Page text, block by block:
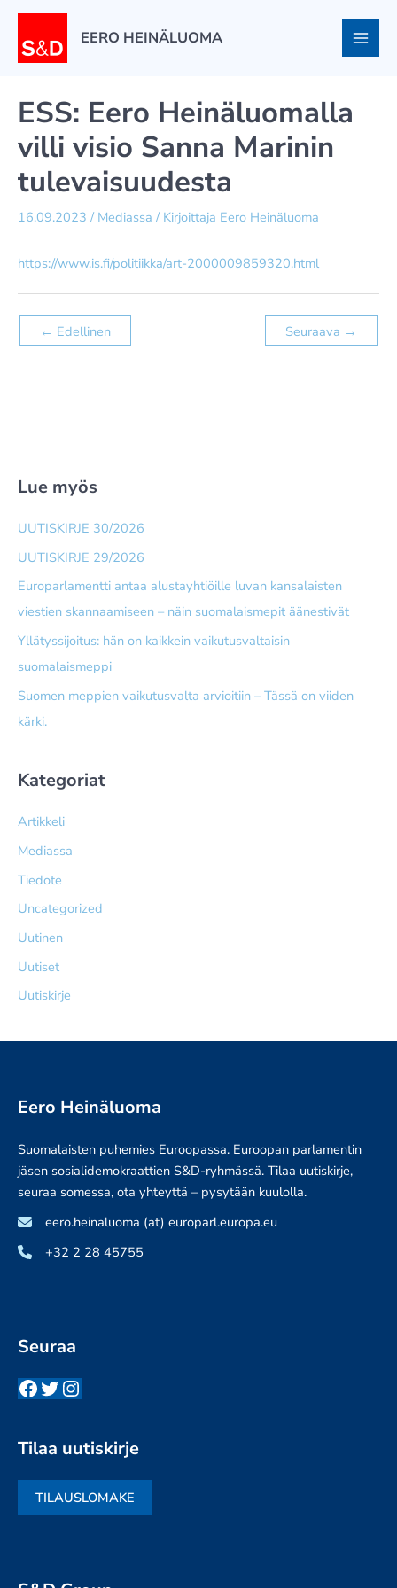
Siirry
EERO HEINÄLUOMA
ESS: Eero Heinäluomalla
villi visio Sanna Marinin
tulevaisuudesta
16.09.2023 / Mediassa / Kirjoittaja Eero Heinäluoma
https://www.is.fi/politiikka/art-2000009859320.html
← Edellinen Seuraava →
Lue myös
UUTISKIRJE 30/2026
UUTISKIRJE 29/2026
Europarlamentti antaa alusta­yhtiöille luvan kansalaisten
viestien skannaamiseen – näin suomalais­mepit äänestivät
Yllätyssijoitus: hän on kaikkein vaikutusvaltaisin
suomalaismeppi
Suomen meppien vaikutusvalta arvioitiin – Tässä on viiden
kärki.
Kategoriat
Artikkeli
Mediassa
Tiedote
Uncategorized
Uutinen
Uutiset
Uutiskirje
Eero Heinäluoma
Suomalaisten puhemies Euroopassa. Euroopan parlamentin
jäsen sosialidemokraattien S&D-ryhmässä. Tilaa uutiskirje,
seuraa somessa, ota yhteyttä – pysytään kuulolla.
eero.heinaluoma (at) europarl.europa.eu
+32 2 28 45755
Seuraa
Facebook
Twitter
Instagram
Tilaa uutiskirje
TILAUSLOMAKE